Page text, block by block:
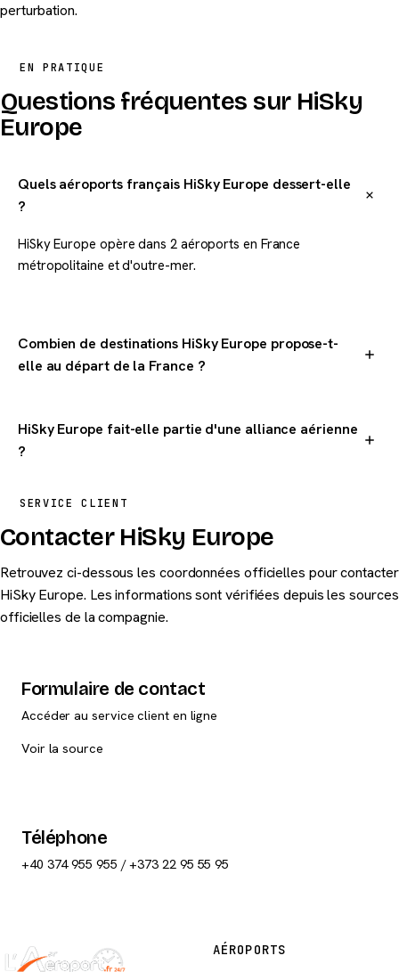
perturbation.
EN PRATIQUE
Questions fréquentes sur HiSky
Europe
Quels aéroports français HiSky Europe dessert-elle
?
HiSky Europe opère dans 2 aéroports en France
métropolitaine et d'outre-mer.
Combien de destinations HiSky Europe propose-t-
elle au départ de la France ?
de la France.
HiSky Europe fait-elle partie d'une alliance aérienne
?
majeure.
SERVICE CLIENT
Contacter HiSky Europe
Retrouvez ci-dessous les coordonnées officielles pour contacter
HiSky Europe. Les informations sont vérifiées depuis les sources
officielles de la compagnie.
Formulaire de contact
Accéder au service client en ligne
Voir la source
Téléphone
+40 374 955 955 / +373 22 95 55 95
AÉROPORTS